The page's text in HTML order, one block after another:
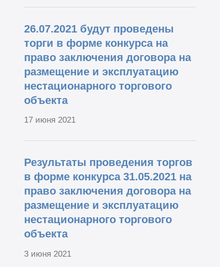
26.07.2021 будут проведены
торги в форме конкурса на
право заключения договора на
размещение и эксплуатацию
нестационарного торгового
объекта
17 июня 2021
Результаты проведения торгов
в форме конкурса 31.05.2021 на
право заключения договора на
размещение и эксплуатацию
нестационарного торгового
объекта
3 июня 2021